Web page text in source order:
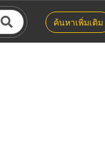
ค้นหาเพิ่มเติม